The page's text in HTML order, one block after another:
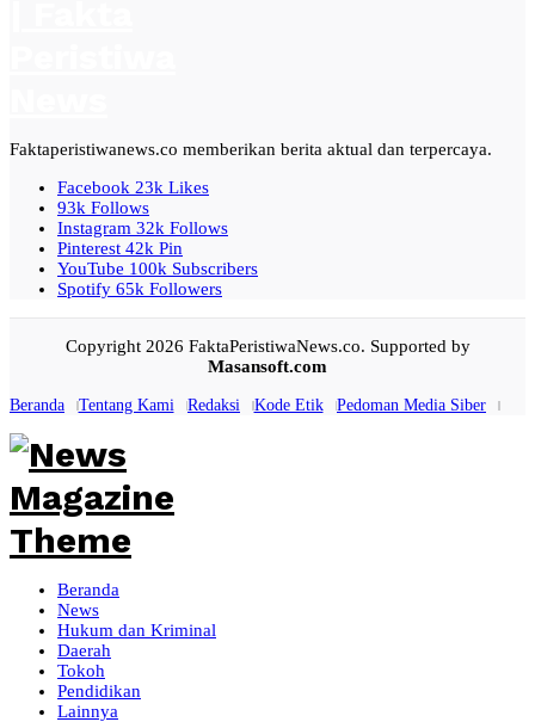
Faktaperistiwanews.co memberikan berita aktual dan terpercaya.
Facebook 23k Likes
93k Follows
Instagram 32k Follows
Pinterest 42k Pin
YouTube 100k Subscribers
Spotify 65k Followers
Copyright 2026 FaktaPeristiwaNews.co. Supported by
Masansoft.com
Beranda Tentang Kami Redaksi Kode Etik Pedoman Media Siber
Beranda
News
Hukum dan Kriminal
Daerah
Tokoh
Pendidikan
Lainnya